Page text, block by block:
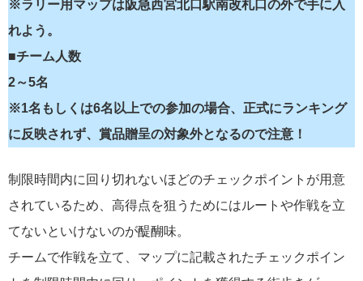
※ラリー用マップは阪急西宮北口駅南改札口の外で手に入
れよう。
■チーム人数
2～5名
※1名もしくは6名以上での参加の場合、正式にランキング
に反映されず、賞品贈呈の対象外となるので注意！
制限時間内に回り切れないほどのチェックポイントが用意
されているため、高得点を狙うためにはルートや作戦を立
てないといけないのが醍醐味。
チームで作戦を立て、マップに記載されたチェックポイン